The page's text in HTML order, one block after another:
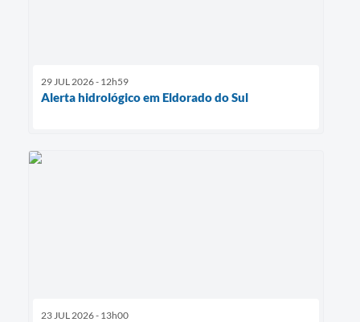
29 JUL 2026 - 12h59
Alerta hidrológico em Eldorado do Sul
23 JUL 2026 - 13h00